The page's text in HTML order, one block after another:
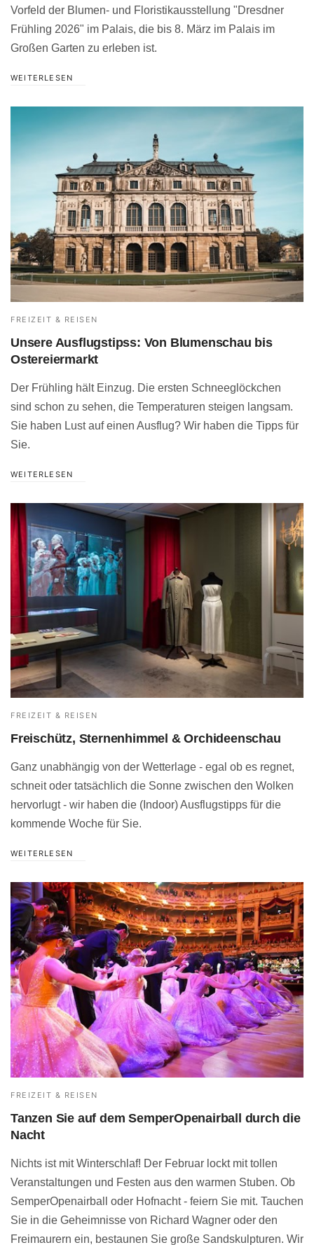
Vorfeld der Blumen- und Floristikausstellung "Dresdner
Frühling 2026" im Palais, die bis 8. März im Palais im
Großen Garten zu erleben ist.
WEITERLESEN
FREIZEIT & REISEN
Unsere Ausflugstipss: Von Blumenschau bis
Ostereiermarkt
Der Frühling hält Einzug. Die ersten Schneeglöckchen
sind schon zu sehen, die Temperaturen steigen langsam.
Sie haben Lust auf einen Ausflug? Wir haben die Tipps für
Sie.
WEITERLESEN
FREIZEIT & REISEN
Freischütz, Sternenhimmel & Orchideenschau
Ganz unabhängig von der Wetterlage - egal ob es regnet,
schneit oder tatsächlich die Sonne zwischen den Wolken
hervorlugt - wir haben die (Indoor) Ausflugstipps für die
kommende Woche für Sie.
WEITERLESEN
FREIZEIT & REISEN
Tanzen Sie auf dem SemperOpenairball durch die
Nacht
Nichts ist mit Winterschlaf! Der Februar lockt mit tollen
Veranstaltungen und Festen aus den warmen Stuben. Ob
SemperOpenairball oder Hofnacht - feiern Sie mit. Tauchen
Sie in die Geheimnisse von Richard Wagner oder den
Freimaurern ein, bestaunen Sie große Sandskulpturen. Wir